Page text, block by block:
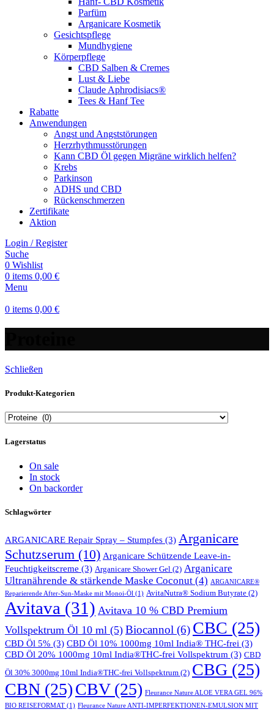
Parfüm
Arganicare Kosmetik
Gesichtspflege
Mundhygiene
Körperpflege
CBD Salben & Cremes
Lust & Liebe
Claude Aphrodisiacs®
Tees & Hanf Tee
Rabatte
Anwendungen
Angst und Angststörungen
Herzrhythmusstörungen
Kann CBD Öl gegen Migräne wirklich helfen?
Krebs
Parkinson
ADHS und CBD
Rückenschmerzen
Zertifikate
Aktion
Login / Register
Suche
0 Wishlist
0 items 0,00 €
Menu
0 items 0,00 €
Schließen
Produkt-Kategorien
Lagerstatus
On sale
In stock
On backorder
Schlagwörter
ARGANICARE Repair Spray – Stumpfes (3) Arganicare
Schutzserum (10) Arganicare Schützende Leave-in-
Feuchtigkeitscreme (3) Arganicare Shower Gel (2) Arganicare
Ultranährende & stärkende Maske Coconut (4) ARGANICARE®
Reparierende After-Sun-Maske mit Monoi-Öl (1) AvitaNutra® Sodium Butyrate (2)
Avitava (31) Avitava 10 % CBD Premium
Vollspektrum Öl 10 ml (5) Biocannol (6) CBC (25)
CBD Öl 5% (3) CBD Öl 10% 1000mg 10ml India® THC-frei (3)
CBD Öl 20% 1000mg 10ml India®THC-frei Vollspektrum (3) CBD
Öl 30% 3000mg 10ml India®THC-frei Vollspektrum (2) CBG (25)
CBN (25)CBV(25) Fleurance Nature ALOE VERA GEL 96%
BIO REISEFORMAT (1) Fleurance Nature ANTI-IMPERFEKTIONEN-EMULSION MIT